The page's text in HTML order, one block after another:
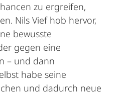
zu ergreifen,
Nils Vief hob hervor,
bewusste
gegen eine
– und dann
habe seine
und dadurch neue